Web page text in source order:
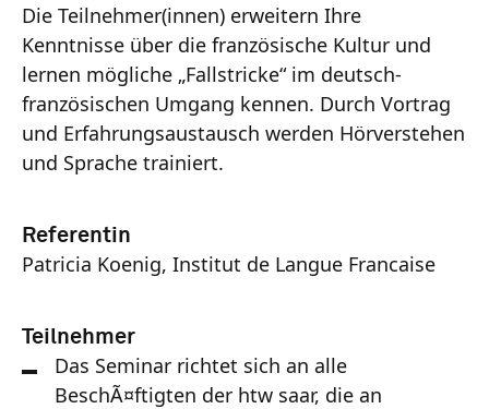
Die Teilnehmer(innen) erweitern Ihre
Kenntnisse über die französische Kultur und
lernen mögliche „Fallstricke“ im deutsch-
französischen Umgang kennen. Durch Vortrag
und Erfahrungsaustausch werden Hörverstehen
und Sprache trainiert.
Referentin
Patricia Koenig, Institut de Langue Francaise
Teilnehmer
Das Seminar richtet sich an alle
BeschÃ¤ftigten der htw saar, die an